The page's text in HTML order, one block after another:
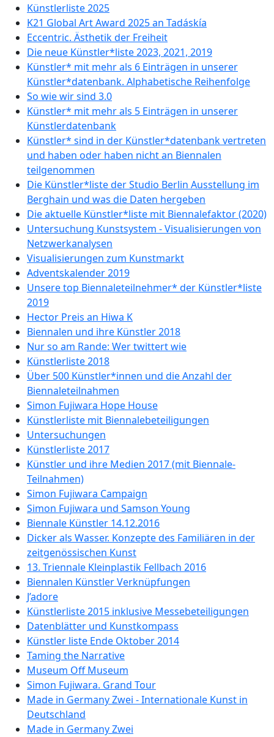
Künstlerliste 2025
K21 Global Art Award 2025 an Tadáskía
Eccentric. Ästhetik der Freiheit
Die neue Künstler*liste 2023, 2021, 2019
Künstler* mit mehr als 6 Einträgen in unserer
Künstler*datenbank. Alphabetische Reihenfolge
So wie wir sind 3.0
Künstler* mit mehr als 5 Einträgen in unserer
Künstlerdatenbank
Künstler* sind in der Künstler*datenbank vertreten
und haben oder haben nicht an Biennalen
teilgenommen
Die Künstler*liste der Studio Berlin Ausstellung im
Berghain und was die Daten hergeben
Die aktuelle Künstler*liste mit Biennalefaktor (2020)
Untersuchung Kunstsystem - Visualisierungen von
Netzwerkanalysen
Visualisierungen zum Kunstmarkt
Adventskalender 2019
Unsere top Biennaleteilnehmer* der Künstler*liste
2019
Hector Preis an Hiwa K
Biennalen und ihre Künstler 2018
Nur so am Rande: Wer twittert wie
Künstlerliste 2018
Über 500 Künstler*innen und die Anzahl der
Biennaleteilnahmen
Simon Fujiwara Hope House
Künstlerliste mit Biennalebeteiligungen
Untersuchungen
Künstlerliste 2017
Künstler und ihre Medien 2017 (mit Biennale-
Teilnahmen)
Simon Fujiwara Campaign
Simon Fujiwara und Samson Young
Biennale Künstler 14.12.2016
Dicker als Wasser. Konzepte des Familiären in der
zeitgenössischen Kunst
13. Triennale Kleinplastik Fellbach 2016
Biennalen Künstler Verknüpfungen
J’adore
Künstlerliste 2015 inklusive Messebeteiligungen
Datenblätter und Kunstkompass
Künstler liste Ende Oktober 2014
Taming the Narrative
Museum Off Museum
Simon Fujiwara. Grand Tour
Made in Germany Zwei - Internationale Kunst in
Deutschland
Made in Germany Zwei